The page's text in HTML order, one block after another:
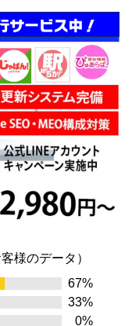
様のデータ）
67%
33%
0%